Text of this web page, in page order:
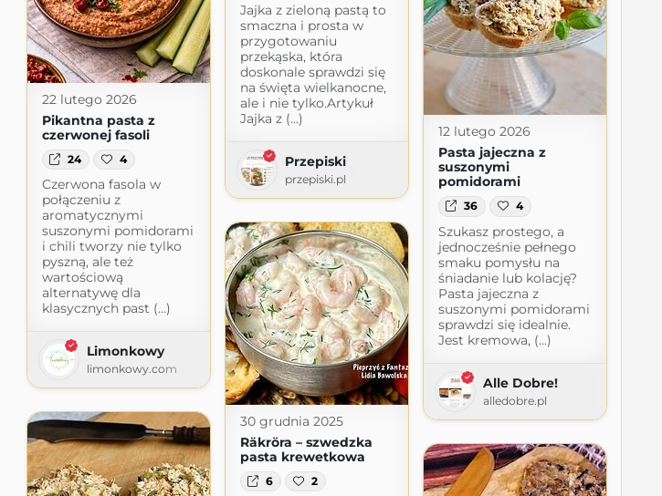
Jajka z zieloną pastą to
smaczna i prosta w
przygotowaniu
przekąska, która
doskonale sprawdzi się
na święta wielkanocne,
ale i nie tylko.Artykuł
Jajka z (...)
Przepiski
przepiski.pl
22 lutego 2026
Pikantna pasta z
czerwonej fasoli
24 4
Czerwona fasola w
połączeniu z
aromatycznymi
suszonymi pomidorami
i chili tworzy nie tylko
pyszną, ale też
wartościową
alternatywę dla
klasycznych past (...)
Limonkowy
limonkowy.com
12 lutego 2026
Pasta jajeczna z
suszonymi
pomidorami
36 4
Szukasz prostego, a
jednocześnie pełnego
smaku pomysłu na
śniadanie lub kolację?
Pasta jajeczna z
suszonymi pomidorami
sprawdzi się idealnie.
Jest kremowa, (...)
Alle Dobre!
alledobre.pl
30 grudnia 2025
Räkröra – szwedzka
pasta krewetkowa
6 2